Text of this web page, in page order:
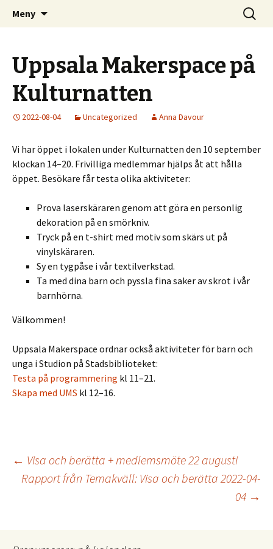
Uppsala Makerspace
Kom och skapa i Uppsala!
Meny
Sök
efter:
Uppsala Makerspace på
Kulturnatten
2022-08-04 Uncategorized Anna Davour
Vi har öppet i lokalen under Kulturnatten den 10 september
klockan 14–20. Frivilliga medlemmar hjälps åt att hålla
öppet. Besökare får testa olika aktiviteter:
Prova laserskäraren genom att göra en personlig
dekoration på en smörkniv.
Tryck på en t-shirt med motiv som skärs ut på
vinylskäraren.
Sy en tygpåse i vår textilverkstad.
Ta med dina barn och pyssla fina saker av skrot i vår
barnhörna.
Välkommen!
Uppsala Makerspace ordnar också aktiviteter för barn och
unga i Studion på Stadsbiblioteket:
Testa på programmering kl 11–21.
Skapa med UMS kl 12–16.
Inläggsnavigering
← Visa och berätta + medlemsmöte 22 augusti
Rapport från Temakväll: Visa och berätta 2022-04-
04 →